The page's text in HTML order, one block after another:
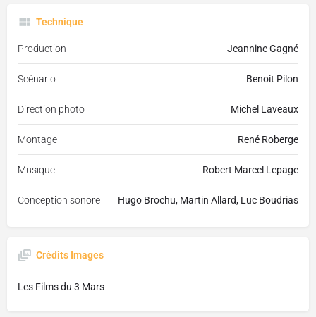
Technique
Production Jeannine Gagné
Scénario Benoit Pilon
Direction photo Michel Laveaux
Montage René Roberge
Musique Robert Marcel Lepage
Conception sonore Hugo Brochu, Martin Allard, Luc Boudrias
Crédits Images
Les Films du 3 Mars